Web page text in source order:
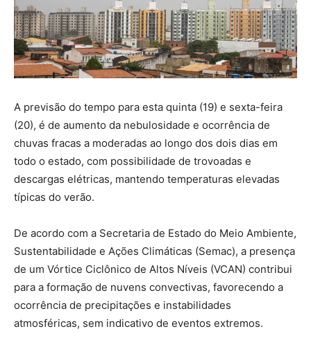
A previsão do tempo para esta quinta (19) e sexta-feira
(20), é de aumento da nebulosidade e ocorrência de
chuvas fracas a moderadas ao longo dos dois dias em
todo o estado, com possibilidade de trovoadas e
descargas elétricas, mantendo temperaturas elevadas
típicas do verão.
De acordo com a Secretaria de Estado do Meio Ambiente,
Sustentabilidade e Ações Climáticas (Semac), a presença
de um Vórtice Ciclônico de Altos Níveis (VCAN) contribui
para a formação de nuvens convectivas, favorecendo a
ocorrência de precipitações e instabilidades
atmosféricas, sem indicativo de eventos extremos.